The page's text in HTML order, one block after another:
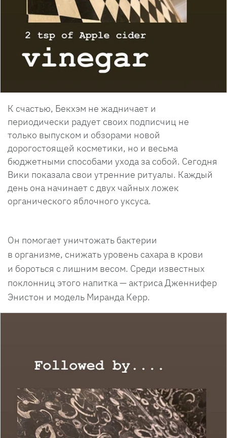
К счастью, Бекхэм не жадничает и
периодически радует своих подписчиц не
только выпуском и обзорами новой
дорогостоящей косметики, но и весьма
бюджетными способами ухода за собой. Сегодня
Вики показала свои утренние ритуалы. Каждый
день она начинает с двух чайных ложек
органического яблочного уксуса.
Он помогает уничтожать бактерии
в организме, снижать уровень сахара в крови
и бороться с лишним весом. Среди известных
поклонниц этого напитка — актриса Дженнифер
Энистон и модель Миранда Керр.